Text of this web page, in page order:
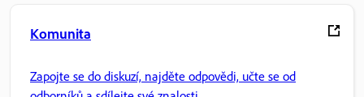
Komunita
Zapojte se do diskuzí, najděte odpovědi, učte se od